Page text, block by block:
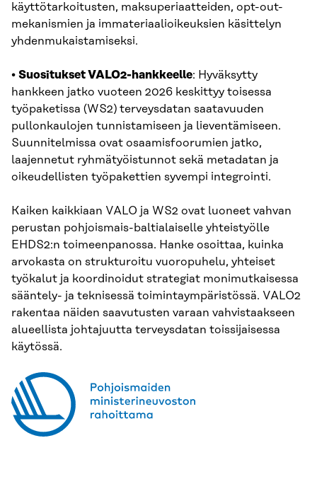
käyttötarkoitusten, maksuperiaatteiden, opt-out-
mekanismien ja immateriaalioikeuksien käsittelyn
yhdenmukaistamiseksi.
• Suositukset VALO2-hankkeelle: Hyväksytty
hankkeen jatko vuoteen 2026 keskittyy toisessa
työpaketissa (WS2) terveysdatan saatavuuden
pullonkaulojen tunnistamiseen ja lieventämiseen.
Suunnitelmissa ovat osaamisfoorumien jatko,
laajennetut ryhmätyöistunnot sekä metadatan ja
oikeudellisten työpakettien syvempi integrointi.
Kaiken kaikkiaan VALO ja WS2 ovat luoneet vahvan
perustan pohjoismais-baltialaiselle yhteistyölle
EHDS2:n toimeenpanossa. Hanke osoittaa, kuinka
arvokasta on strukturoitu vuoropuhelu, yhteiset
työkalut ja koordinoidut strategiat monimutkaisessa
sääntely- ja teknisessä toimintaympäristössä. VALO2
rakentaa näiden saavutusten varaan vahvistaakseen
alueellista johtajuutta terveysdatan toissijaisessa
käytössä.